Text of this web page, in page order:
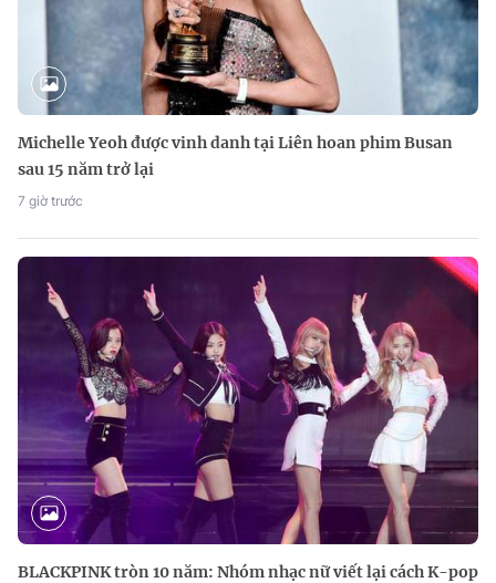
Michelle Yeoh được vinh danh tại Liên hoan phim Busan
sau 15 năm trở lại
7 giờ trước
BLACKPINK tròn 10 năm: Nhóm nhạc nữ viết lại cách K-pop